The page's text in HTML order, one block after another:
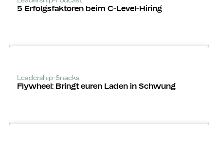
5 Erfolgsfaktoren beim C-Level-Hiring
Leadership-Snacks
Flywheel: Bringt euren Laden in Schwung